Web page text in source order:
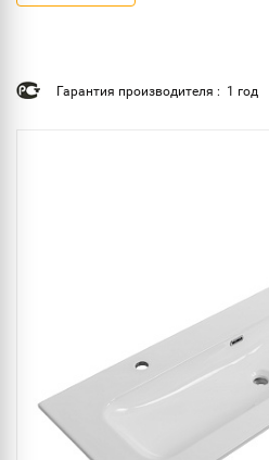
Гарантия производителя : 1 год